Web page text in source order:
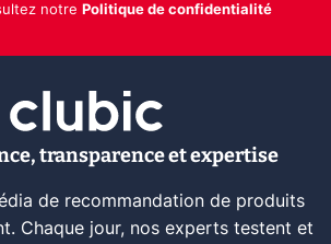
notre Politique de confidentialité
transparence et expertise
de recommandation de produits
Chaque jour, nos experts testent et